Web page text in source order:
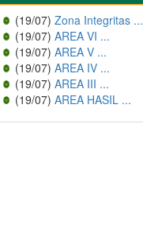
(19/07) Zona Integritas ...
(19/07) AREA VI ...
(19/07) AREA V ...
(19/07) AREA IV ...
(19/07) AREA III ...
(19/07) AREA HASIL ...